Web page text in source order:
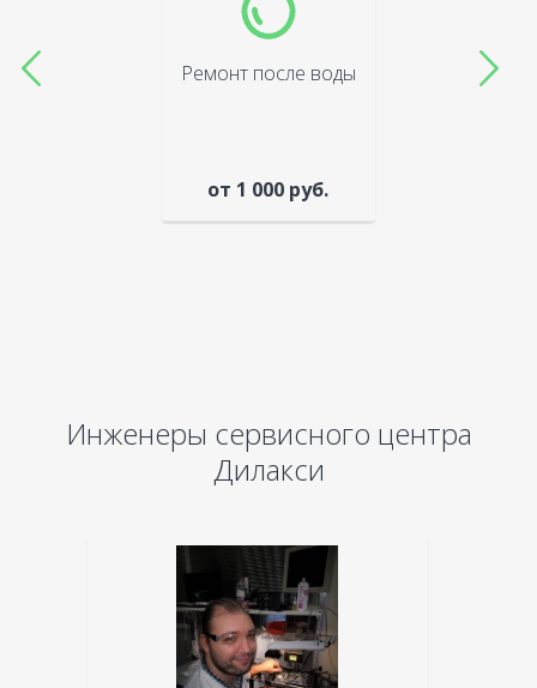
Ремонт после воды
от 1 000 руб.
Инженеры сервисного центра
Дилакси